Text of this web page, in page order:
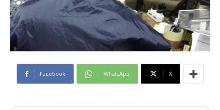
Facebook WhatsApp X